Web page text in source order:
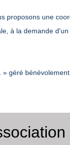
proposons une
à la demande
géré